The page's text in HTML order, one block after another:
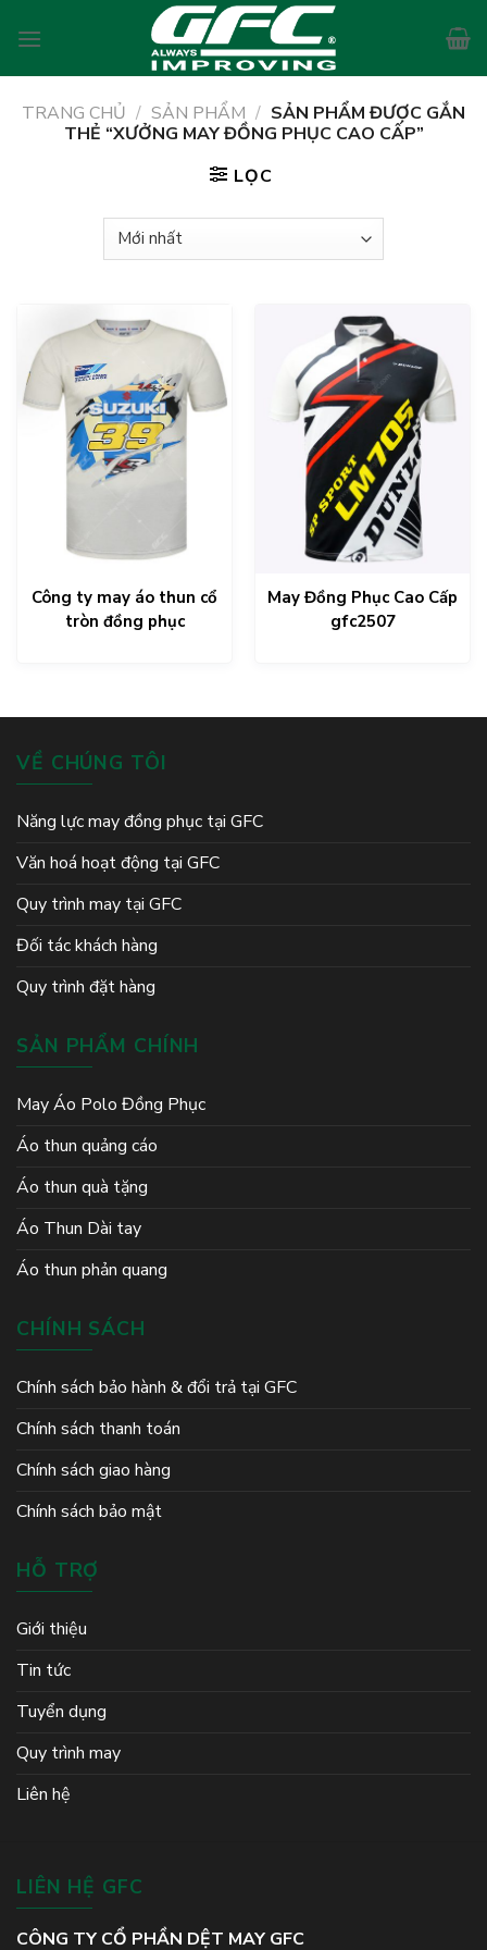
TRANG CHỦ / SẢN PHẨM / SẢN PHẨM ĐƯỢC GẮN
THẺ “XƯỞNG MAY ĐỒNG PHỤC CAO CẤP”
LỌC
Công ty may áo thun cổ
tròn đồng phục
May Đồng Phục Cao Cấp
gfc2507
VỀ CHÚNG TÔI
Năng lực may đồng phục tại GFC
Văn hoá hoạt động tại GFC
Quy trình may tại GFC
Đối tác khách hàng
Quy trình đặt hàng
SẢN PHẨM CHÍNH
May Áo Polo Đồng Phục
Áo thun quảng cáo
Áo thun quà tặng
Áo Thun Dài tay
Áo thun phản quang
CHÍNH SÁCH
Chính sách bảo hành & đổi trả tại GFC
Chính sách thanh toán
Chính sách giao hàng
Chính sách bảo mật
HỖ TRỢ
Giới thiệu
Tin tức
Tuyển dụng
Quy trình may
Liên hệ
LIÊN HỆ GFC
CÔNG TY CỔ PHẦN DỆT MAY GFC